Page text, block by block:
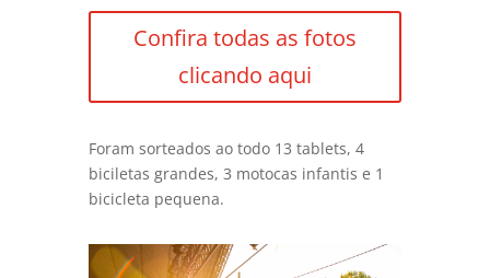
Confira todas as fotos
clicando aqui
Foram sorteados ao todo 13 tablets, 4
biciletas grandes, 3 motocas infantis e 1
bicicleta pequena.